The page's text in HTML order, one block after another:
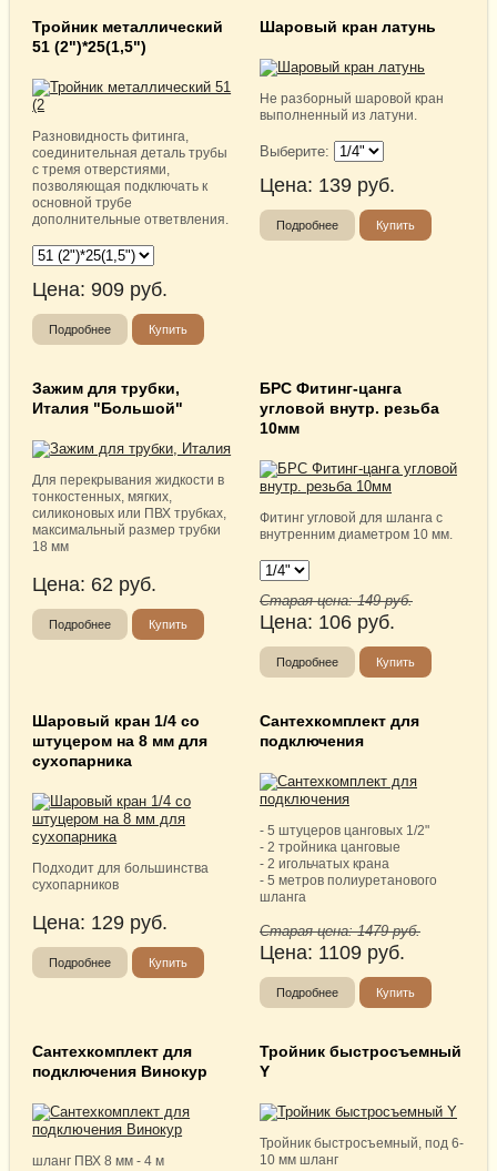
Тройник металлический
51 (2")*25(1,5")
Разновидность фитинга,
соединительная деталь трубы
с тремя отверстиями,
позволяющая подключать к
основной трубе
дополнительные ответвления.
Цена:909 руб.
Подробнее Купить
Шаровый кран латунь
Не разборный шаровой кран
выполненный из латуни.
Выберите:
Цена: 139 руб.
Подробнее Купить
Зажим для трубки,
Италия "Большой"
Для перекрывания жидкости в
тонкостенных, мягких,
силиконовых или ПВХ трубках,
максимальный размер трубки
18 мм
Цена: 62 руб.
Подробнее Купить
БРС Фитинг-цанга
угловой внутр. резьба
10мм
Фитинг угловой для шланга с
внутренним диаметром 10 мм.
Старая цена:149руб.
Цена: 106 руб.
Подробнее Купить
Шаровый кран 1/4 со
штуцером на 8 мм для
сухопарника
Подходит для большинства
сухопарников
Цена: 129 руб.
Подробнее Купить
Сантехкомплект для
подключения
- 5 штуцеров цанговых 1/2"
- 2 тройника цанговые
- 2 игольчатых крана
- 5 метров полиуретанового
шланга
Старая цена:1479руб.
Цена: 1109 руб.
Подробнее Купить
Сантехкомплект для
подключения Винокур
шланг ПВХ 8 мм - 4 м
Тройник быстросъемный
Y
Тройник быстросъемный, под 6-
10 мм шланг